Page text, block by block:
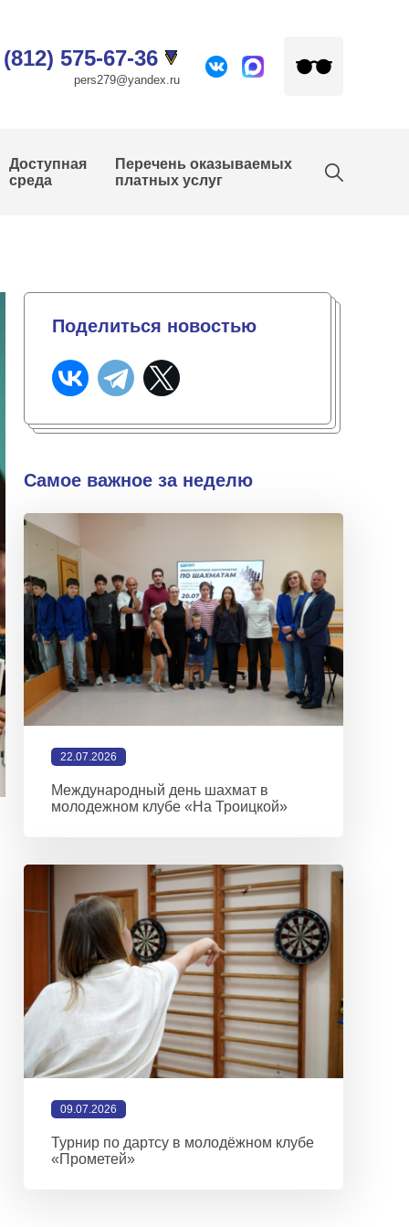
575-67-36
pers279@yandex.ru
Доступная
среда
Перечень оказываемых
платных услуг
Поделиться новостью
Самое важное за неделю
22.07.2026
Международный день шахмат в
молодежном клубе «На Троицкой»
09.07.2026
Турнир по дартсу в молодёжном клубе
«Прометей»